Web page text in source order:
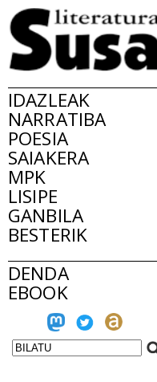
IDAZLEAK
NARRATIBA
POESIA
SAIAKERA
MPK
LISIPE
GANBILA
BESTERIK
DENDA
EBOOK